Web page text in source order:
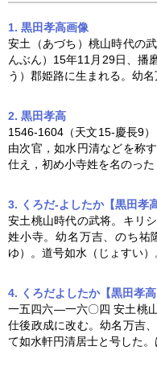
1. 黒田孝高画像
安土（あづち）桃山時代の
んぶん）15年11月29日、播
う）郡姫路に生まれる。幼
2. 黒田孝高
1546-1604（天文15-慶長9
由次官，如水円清などを称
仕え，初め小寺姓を名のった
3. くろだ‐よしたか【黒田孝高
安土桃山時代の武将。キリ
姓小寺。幼名万吉、のち祐
ゆ）。道号如水（じょすい
4. くろだよしたか【黒田孝高
一五四六―一六〇四 安土桃
仕後政成に改む。幼名万吉
て如水軒円清居士と号した